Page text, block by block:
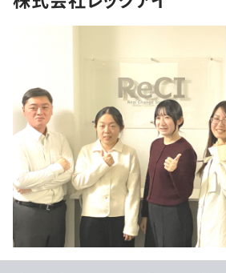
転職成功ガイド
インタビュー
求人検索
新卒エージェント
イベント・セミナー
インタビュー
学習
4択課題
ナレッジ
リファレンス
プラン
SQL
評価結果一覧
再チャレンジ結果一覧
メディア
Tech Team Journal
paiza times
paizaとは？